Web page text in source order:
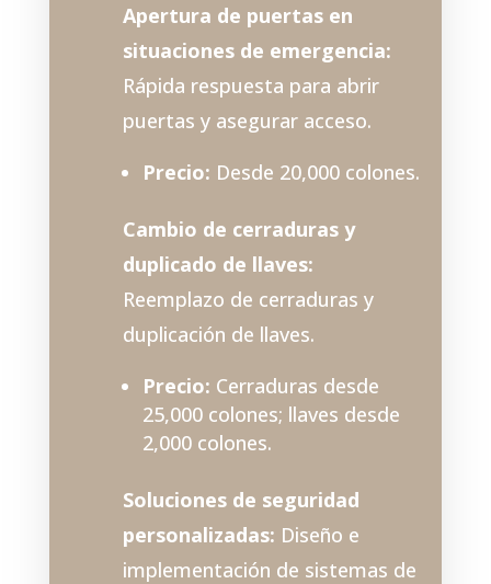
Apertura de puertas en
situaciones de emergencia:
Rápida respuesta para abrir
puertas y asegurar acceso.
Precio: Desde 20,000 colones.
Cambio de cerraduras y
duplicado de llaves:
Reemplazo de cerraduras y
duplicación de llaves.
Precio: Cerraduras desde
25,000 colones; llaves desde
2,000 colones.
Soluciones de seguridad
personalizadas: Diseño e
implementación de sistemas de